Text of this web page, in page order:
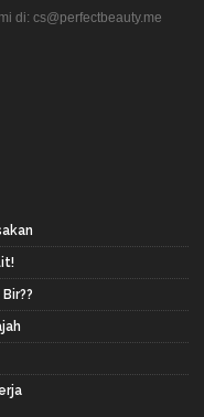
di: cs@perfectbeauty.me